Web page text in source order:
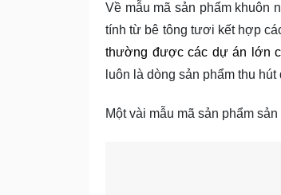
Về mẫu mã sản phẩm khuôn
tính từ bê tông tươi kết hợp
thường được các dự án lớn
luôn là dòng sản phẩm thu
Một vài mẫu mã sản phẩm